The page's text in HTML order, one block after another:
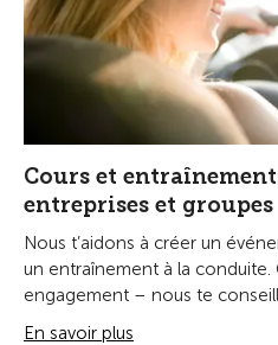
Cours et
entreprises et groupes
Nous t’aidons à créer un
un entraînement à la
engagement – nous te
En savoir plus